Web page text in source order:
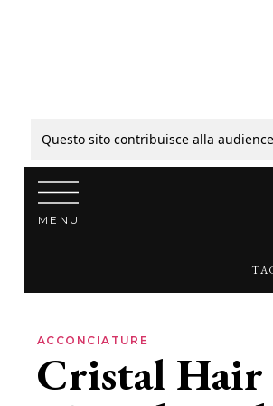
Questo sito contribuisce alla
Vai al contenuto
MENU
ACCONCIATURE
Cristal Hair